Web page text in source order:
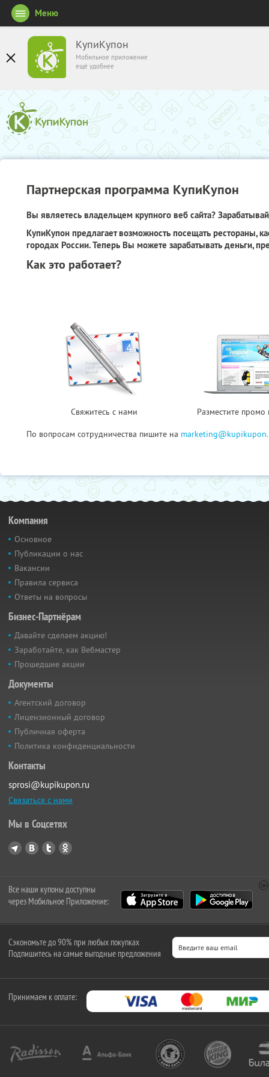
КупиКупон
Мобильное приложение
ещё удобнее
Меню
Партнерская программа КупиКупон
Вы являетесь владельцем крупного веб сайта?
КупиКупон предлагает возможность посещать рестораны,
городах России. Теперь Вы можете зарабатывать деньги,
Как это работает?
Свяжитесь с нами Разместите
По вопросам сотрудничества пишите на
Компания
Основное
Публикации о нас
Вакансии
Правила сервиса
Ответы на вопросы
Бизнес-Партнёрам
Давайте сделаем акцию!
Заработайте, как Вебмастер
Прошедшие акции
Документы
Агентский договор
Лицензионный договор
Публичная оферта
Политика конфиденциальности
Контакты
sprosi@kupikupon.ru
Связаться с нами
Мы в Соцсетях
Все наши купоны доступны
через Мобильное Приложение:
Сэкономьте до 90% при любых покупках
Подпишитесь на самые выгодные предложения
Принимаем к оплате: